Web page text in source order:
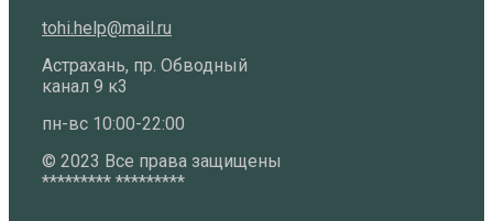
tohi.help@mail.ru
Астрахань, пр. Обводный
канал 9 к3
пн-вс 10:00-22:00
©️ 2023 Все права защищены
********* *********